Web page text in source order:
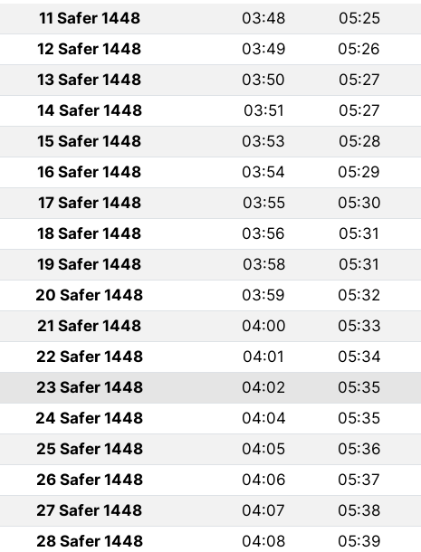
11 Safer 1448 03:48 05:25
12 Safer 1448 03:49 05:26
13 Safer 1448 03:50 05:27
14 Safer 1448 03:51 05:27
15 Safer 1448 03:53 05:28
16 Safer 1448 03:54 05:29
17 Safer 1448 03:55 05:30
18 Safer 1448 03:56 05:31
19 Safer 1448 03:58 05:31
20 Safer 1448 03:59 05:32
21 Safer 1448 04:00 05:33
22 Safer 1448 04:01 05:34
23 Safer 1448 04:02 05:35
24 Safer 1448 04:04 05:35
25 Safer 1448 04:05 05:36
26 Safer 1448 04:06 05:37
27 Safer 1448 04:07 05:38
28 Safer 1448 04:08 05:39